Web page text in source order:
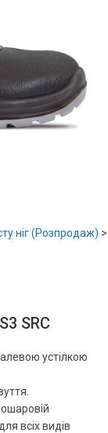
ніг (Розпродаж) >
SRC
устілкою
всіх видів